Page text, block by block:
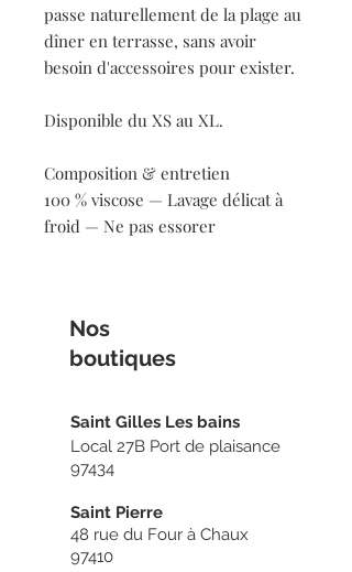
passe naturellement de la plage au
dîner en terrasse, sans avoir
besoin d'accessoires pour exister.
Disponible du XS au XL.
Composition & entretien
100 % viscose — Lavage délicat à
froid — Ne pas essorer
Nos
boutiques
Saint Gilles Les bains
Local 27B Port de plaisance
97434
Saint Pierre
48 rue du Four à Chaux
97410